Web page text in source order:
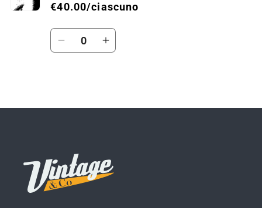
€40.00/ciascuno
Quantità
DiminuisciAumenta
in